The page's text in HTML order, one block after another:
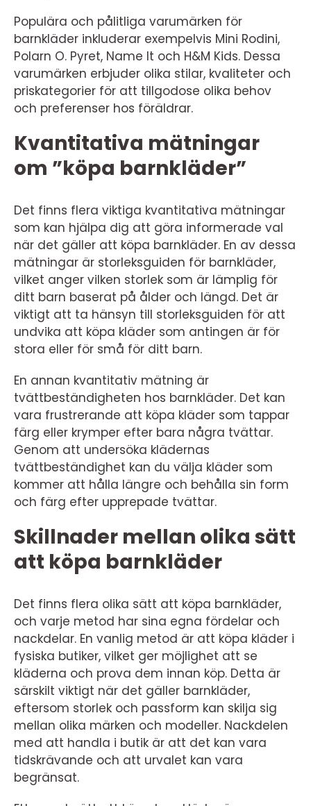
Populära och pålitliga varumärken för
barnkläder inkluderar exempelvis Mini Rodini,
Polarn O. Pyret, Name It och H&M Kids. Dessa
varumärken erbjuder olika stilar, kvaliteter och
priskategorier för att tillgodose olika behov
och preferenser hos föräldrar.
Kvantitativa mätningar
om ”köpa barnkläder”
Det finns flera viktiga kvantitativa mätningar
som kan hjälpa dig att göra informerade val
när det gäller att köpa barnkläder. En av dessa
mätningar är storleksguiden för barnkläder,
vilket anger vilken storlek som är lämplig för
ditt barn baserat på ålder och längd. Det är
viktigt att ta hänsyn till storleksguiden för att
undvika att köpa kläder som antingen är för
stora eller för små för ditt barn.
En annan kvantitativ mätning är
tvättbeständigheten hos barnkläder. Det kan
vara frustrerande att köpa kläder som tappar
färg eller krymper efter bara några tvättar.
Genom att undersöka klädernas
tvättbeständighet kan du välja kläder som
kommer att hålla längre och behålla sin form
och färg efter upprepade tvättar.
Skillnader mellan olika sätt
att köpa barnkläder
Det finns flera olika sätt att köpa barnkläder,
och varje metod har sina egna fördelar och
nackdelar. En vanlig metod är att köpa kläder i
fysiska butiker, vilket ger möjlighet att se
kläderna och prova dem innan köp. Detta är
särskilt viktigt när det gäller barnkläder,
eftersom storlek och passform kan skilja sig
mellan olika märken och modeller. Nackdelen
med att handla i butik är att det kan vara
tidskrävande och att urvalet kan vara
begränsat.